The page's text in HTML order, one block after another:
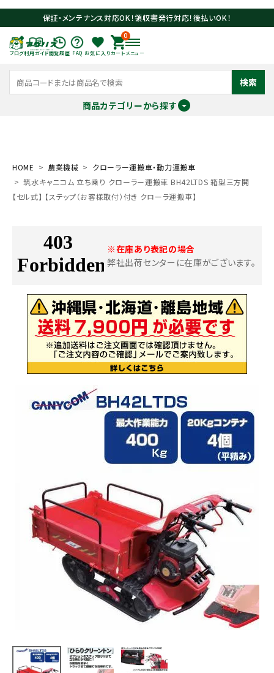
保証・メンテナンス対応OK！領収書発行対応！後払いOK！
ブログ利用ガイド閲覧履歴 FAQ お気に入り
0
カート メニュー
検索
商品カテゴリーから探す
search
お気に入り一覧
閲覧履歴一覧
農業機械
ブログ
利用ガイド FAQ
HOME 農業機械
クローラー運搬車・動力運搬車
筑水キャニコム 立ち乗り クローラー運搬車 BH42LTDS 箱型三方開
【セル式】 【ステップ（お客様取付）付き クローラ運搬車】
※在庫あり表記の場合
弊社出荷センターに在庫がございます。